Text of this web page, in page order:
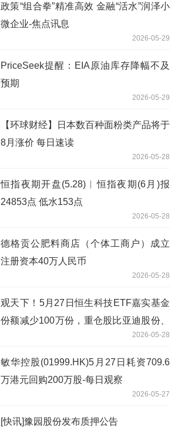
政策“组合拳”精准高效 金融“活水”润泽小
微企业-焦点讯息
2026-05-29
PriceSeek提醒：EIA原油库存降幅不及
预期
2026-05-29
【环球财经】日本数百种面粉类产品将于
8月涨价 每日速读
2026-05-28
恒指夜期开盘(5.28)︱恒指夜期(6月)报
24853点 低水153点
2026-05-28
德格贡公肥料商店（个体工商户）成立
注册资本40万人民币
2026-05-28
观天下！5月27日恒生科技ETF嘉实基金
份额减少100万份，重仓股比亚迪股份、
2026-05-28
敏华控股(01999.HK)5月27日耗资709.6
万港元回购200万股-每日观察
2026-05-27
[快讯]豫园股份发布质押公告